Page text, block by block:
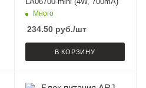
Много
234.50руб./шт
В КОРЗИНУ